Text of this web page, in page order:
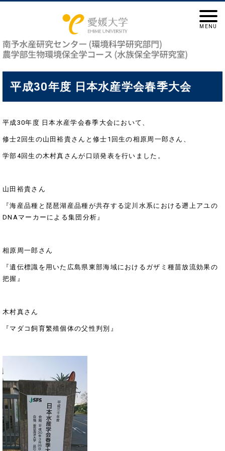
平成30年度 日本水産学会春季大会
平成30年度 日本水産学会春季大会において、
修士2回生の山田裕貴さんと修士1回生の相原周一郎さん、
学部4回生の木村真さんが口頭発表を行いました。
山田裕貴さん
『海産品種と琵琶湖産品種が共存する淀川水系における遡上アユの
DNAマーカーによる集団分析』
相原周一郎さん
『遺伝標識を用いた広島県東部海域におけるガザミ種苗放流効果の
把握』
木村真さん
『マダコ飼育繁殖個体の父性判別』